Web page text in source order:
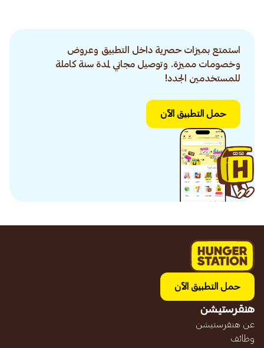
استمتع بميزات حصرية داخل التطبيق وعروض
وخصومات مميزة. وتوصيل مجاني لمدة سنة كاملة
للمستخدمين الجدد!
حمل التطبيق الآن
حمل التطبيق الآن
هنقرستيشن
عن هنقرستيشن
وظائف